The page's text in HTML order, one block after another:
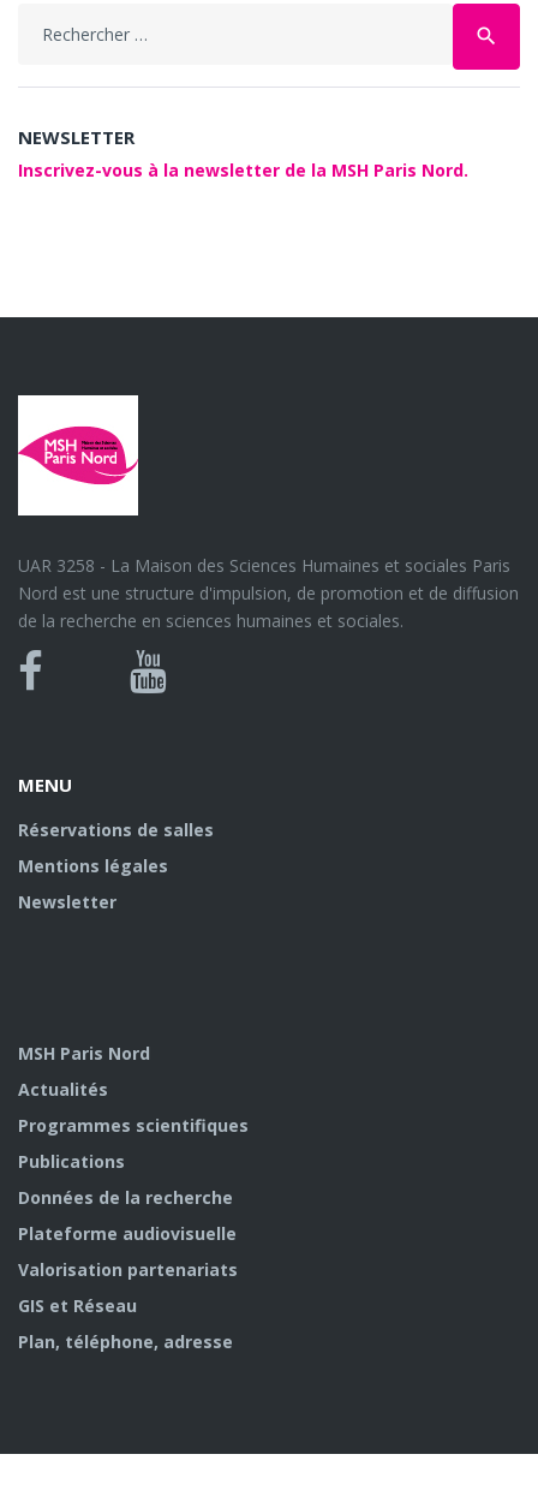
search
NEWSLETTER
Inscrivez-vous à la newsletter de la MSH Paris Nord.
UAR 3258 - La Maison des Sciences Humaines et sociales Paris
Nord est une structure d'impulsion, de promotion et de diffusion
de la recherche en sciences humaines et sociales.
Bluesky
Canal
MENU
Réservations de salles
Mentions légales
Newsletter
MSH Paris Nord
Actualités
Programmes scientifiques
Publications
Données de la recherche
Plateforme audiovisuelle
Valorisation partenariats
GIS et Réseau
Plan, téléphone, adresse